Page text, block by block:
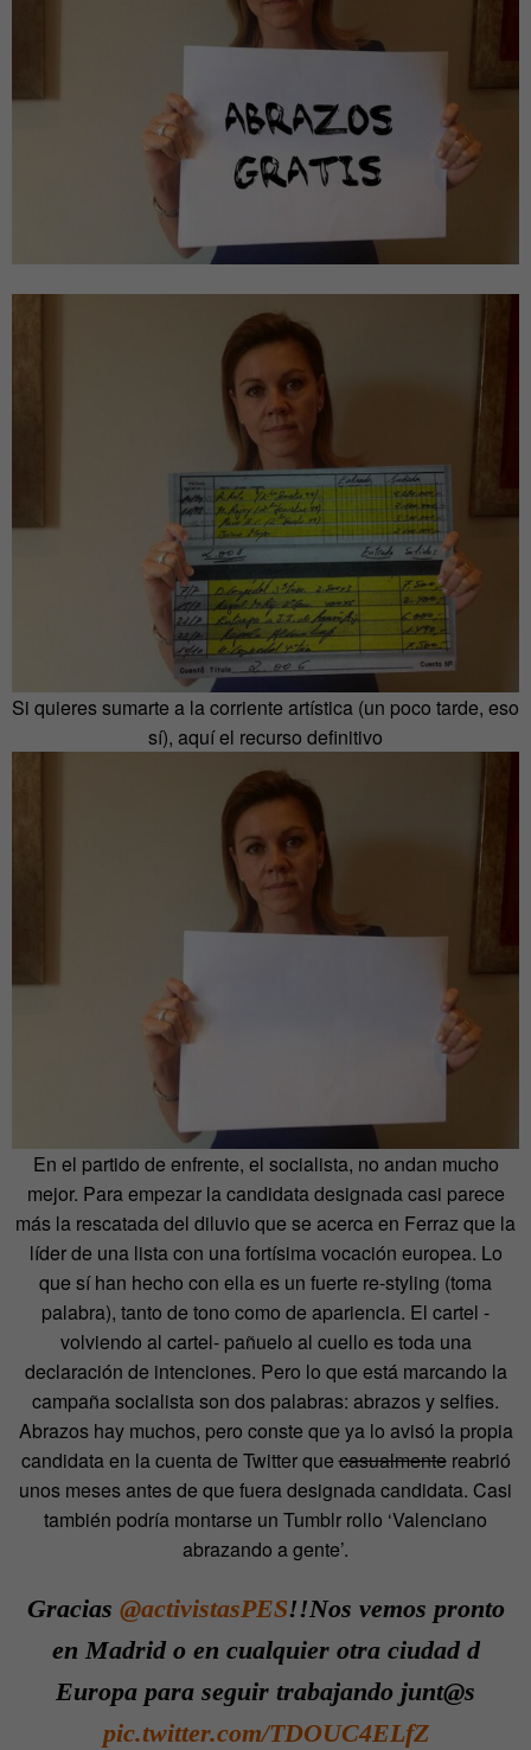
Si quieres sumarte a la corriente artística (un poco tarde, eso
sí), aquí el recurso definitivo
En el partido de enfrente, el socialista, no andan mucho
mejor. Para empezar la candidata designada casi parece
más la rescatada del diluvio que se acerca en Ferraz que la
líder de una lista con una fortísima vocación europea. Lo
que sí han hecho con ella es un fuerte re-styling (toma
palabra), tanto de tono como de apariencia. El cartel -
volviendo al cartel- pañuelo al cuello es toda una
declaración de intenciones. Pero lo que está marcando la
campaña socialista son dos palabras: abrazos y selfies.
Abrazos hay muchos, pero conste que ya lo avisó la propia
candidata en la cuenta de Twitter quecasualmentereabrió
unos meses antes de que fuera designada candidata. Casi
también podría montarse un Tumblr rollo ‘Valenciano
abrazando a gente’.
Gracias @activistasPES!!Nos vemos pronto
en Madrid o en cualquier otra ciudad d
Europa para seguir trabajando junt@s
pic.twitter.com/TDOUC4ELfZ